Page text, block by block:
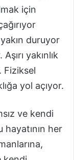
için
duruyor
yakınlık
Fiziksel
yol açıyor.
ve kendi
her